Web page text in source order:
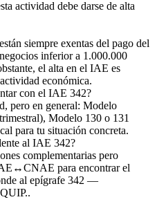
actividad debe darse de alta
siempre exentas del pago del
inferior a 1.000.000
el alta en el IAE es
económica.
con el IAE 342?
pero en general: Modelo
Modelo 130 o 131
para tu situación concreta.
al IAE 342?
complementarias pero
para encontrar el
al epígrafe 342 —